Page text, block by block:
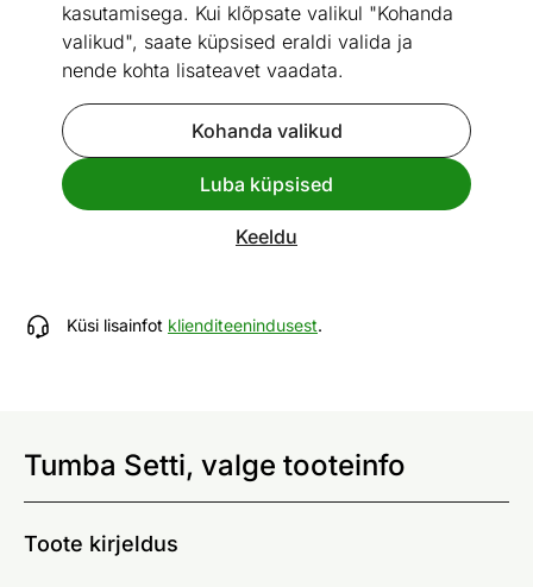
kasutamisega. Kui klõpsate valikul "Kohanda
valikud", saate küpsised eraldi valida ja
nende kohta lisateavet vaadata.
Kohanda valikud
Luba küpsised
Keeldu
Tumba Setti, valge
Küsi lisainfot klienditeenindusest.
Tumba Setti, valge tooteinfo
Toote kirjeldus